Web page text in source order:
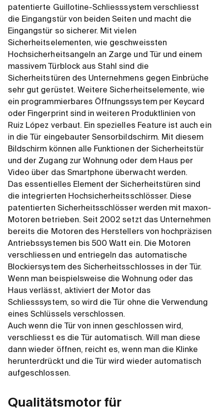
patentierte Guillotine-Schliesssystem verschliesst
die Eingangstür von beiden Seiten und macht die
Eingangstür so sicherer. Mit vielen
Sicherheitselementen, wie geschweissten
Hochsicherheitsangeln an Zarge und Tür und einem
massivem Türblock aus Stahl sind die
Sicherheitstüren des Unternehmens gegen Einbrüche
sehr gut gerüstet. Weitere Sicherheitselemente, wie
ein programmierbares Öffnungssystem per Keycard
oder Fingerprint sind in weiteren Produktlinien von
Ruiz López verbaut. Ein spezielles Feature ist auch ein
in die Tür eingebauter Sensorbildschirm. Mit diesem
Bildschirm können alle Funktionen der Sicherheitstür
und der Zugang zur Wohnung oder dem Haus per
Video über das Smartphone überwacht werden.
Das essentielles Element der Sicherheitstüren sind
die integrierten Hochsicherheitsschlösser. Diese
patentierten Sicherheitsschlösser werden mit maxon-
Motoren betrieben. Seit 2002 setzt das Unternehmen
bereits die Motoren des Herstellers von hochpräzisen
Antriebssystemen bis 500 Watt ein. Die Motoren
verschliessen und entriegeln das automatische
Blockiersystem des Sicherheitsschlosses in der Tür.
Wenn man beispielsweise die Wohnung oder das
Haus verlässt, aktiviert der Motor das
Schliesssystem, so wird die Tür ohne die Verwendung
eines Schlüssels verschlossen.
Auch wenn die Tür von innen geschlossen wird,
verschliesst es die Tür automatisch. Will man diese
dann wieder öffnen, reicht es, wenn man die Klinke
herunterdrückt und die Tür wird wieder automatisch
aufgeschlossen.
Qualitätsmotor für